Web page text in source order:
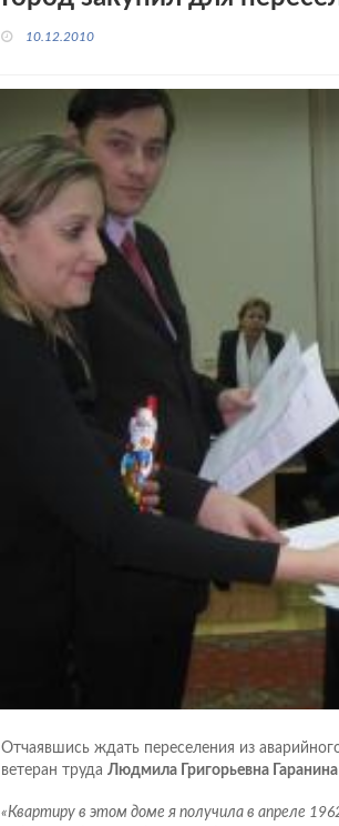
10.12.2010
Отчаявшись ждать переселения из
ветеран труда Людмила Григорьевна Гаранина
«Квартиру в этом доме я получила в апреле